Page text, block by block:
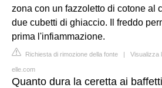
zona con un fazzoletto di cotone al
due cubetti di ghiaccio. Il freddo
prima l'infiammazione.
Richiesta di rimozione della fonte | Visualizza
elle.com
Quanto dura la ceretta ai